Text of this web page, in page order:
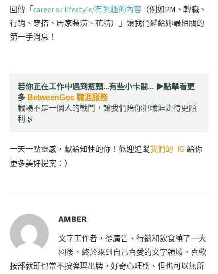
回傳「 career or lifestyle/有興趣的內容 （例如PM、轉職、
行銷、穿搭、居家裝潢、花精）」讓我們遞給妳最相關的
第一手消息！
若你正在工作中遇到瓶頸...有些小卡關... ▶︎點擊看更
多 BetweenGos 職涯服務
職場不是一個人的戰鬥，讓我們陪你把職涯走得更順
利🌿
一天一點靈感，獻給知性的你！歡迎追蹤我們的 IG 給你
更多美好提案：）
AMBER
文字工作者，從廣告、行銷和飲食繞了一大
圈後，終於來到自己喜愛的文字領域。喜歡
按部就班也常不按牌理出牌，好奇心旺盛、但也可以無所